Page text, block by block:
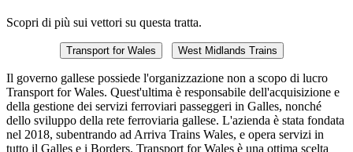
Scopri di più sui vettori su questa tratta.
Transport for Wales West Midlands Trains
Il governo gallese possiede l'organizzazione non a scopo di lucro
Transport for Wales. Quest'ultima è responsabile dell'acquisizione e
della gestione dei servizi ferroviari passeggeri in Galles, nonché
dello sviluppo della rete ferroviaria gallese. L'azienda è stata fondata
nel 2018, subentrando ad Arriva Trains Wales, e opera servizi in
tutto il Galles e i Borders. Transport for Wales è una ottima scelta